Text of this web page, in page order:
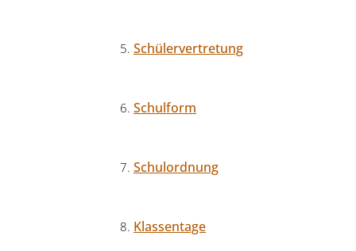
Schülervertretung
Schulform
Schulordnung
Klassentage